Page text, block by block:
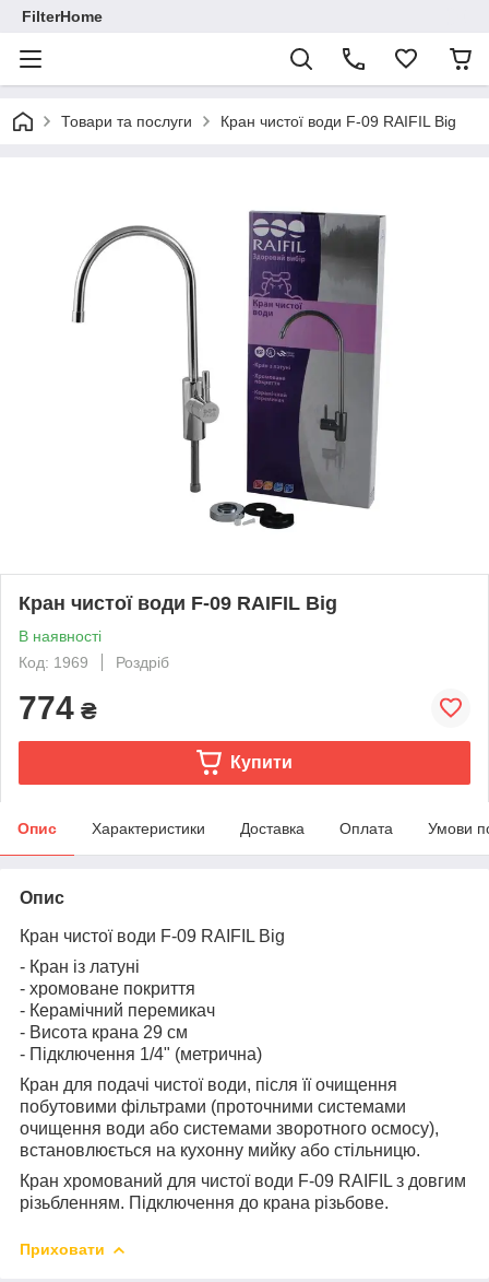
FilterHome
Товари та послуги Кран чистої води F-09 RAIFIL Big
Кран чистої води F-09 RAIFIL Big
В наявності
Код: 1969
Роздріб
774 ₴
Купити
Опис Характеристики Доставка Оплата Умови
Опис
Кран чистої води F-09 RAIFIL Big
- Кран із латуні
- хромоване покриття
- Керамічний перемикач
- Висота крана 29 см
- Підключення 1/4" (метрична)
Кран для подачі чистої води, після її очищення
побутовими фільтрами (проточними системами
очищення води або системами зворотного осмосу),
встановлюється на кухонну мийку або стільницю.
Кран хромований для чистої води F-09 RAIFIL з довгим
різьбленням. Підключення до крана різьбове.
Приховати